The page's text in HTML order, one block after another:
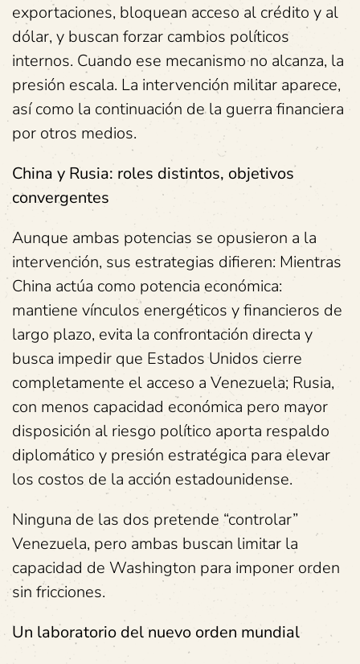
exportaciones, bloquean acceso al crédito y al
dólar, y buscan forzar cambios políticos
internos. Cuando ese mecanismo no alcanza, la
presión escala. La intervención militar aparece,
así como la continuación de la guerra financiera
por otros medios.
China y Rusia: roles distintos, objetivos
convergentes
Aunque ambas potencias se opusieron a la
intervención, sus estrategias difieren: Mientras
China actúa como potencia económica:
mantiene vínculos energéticos y financieros de
largo plazo, evita la confrontación directa y
busca impedir que Estados Unidos cierre
completamente el acceso a Venezuela; Rusia,
con menos capacidad económica pero mayor
disposición al riesgo político aporta respaldo
diplomático y presión estratégica para elevar
los costos de la acción estadounidense.
Ninguna de las dos pretende “controlar”
Venezuela, pero ambas buscan limitar la
capacidad de Washington para imponer orden
sin fricciones.
Un laboratorio del nuevo orden mundial